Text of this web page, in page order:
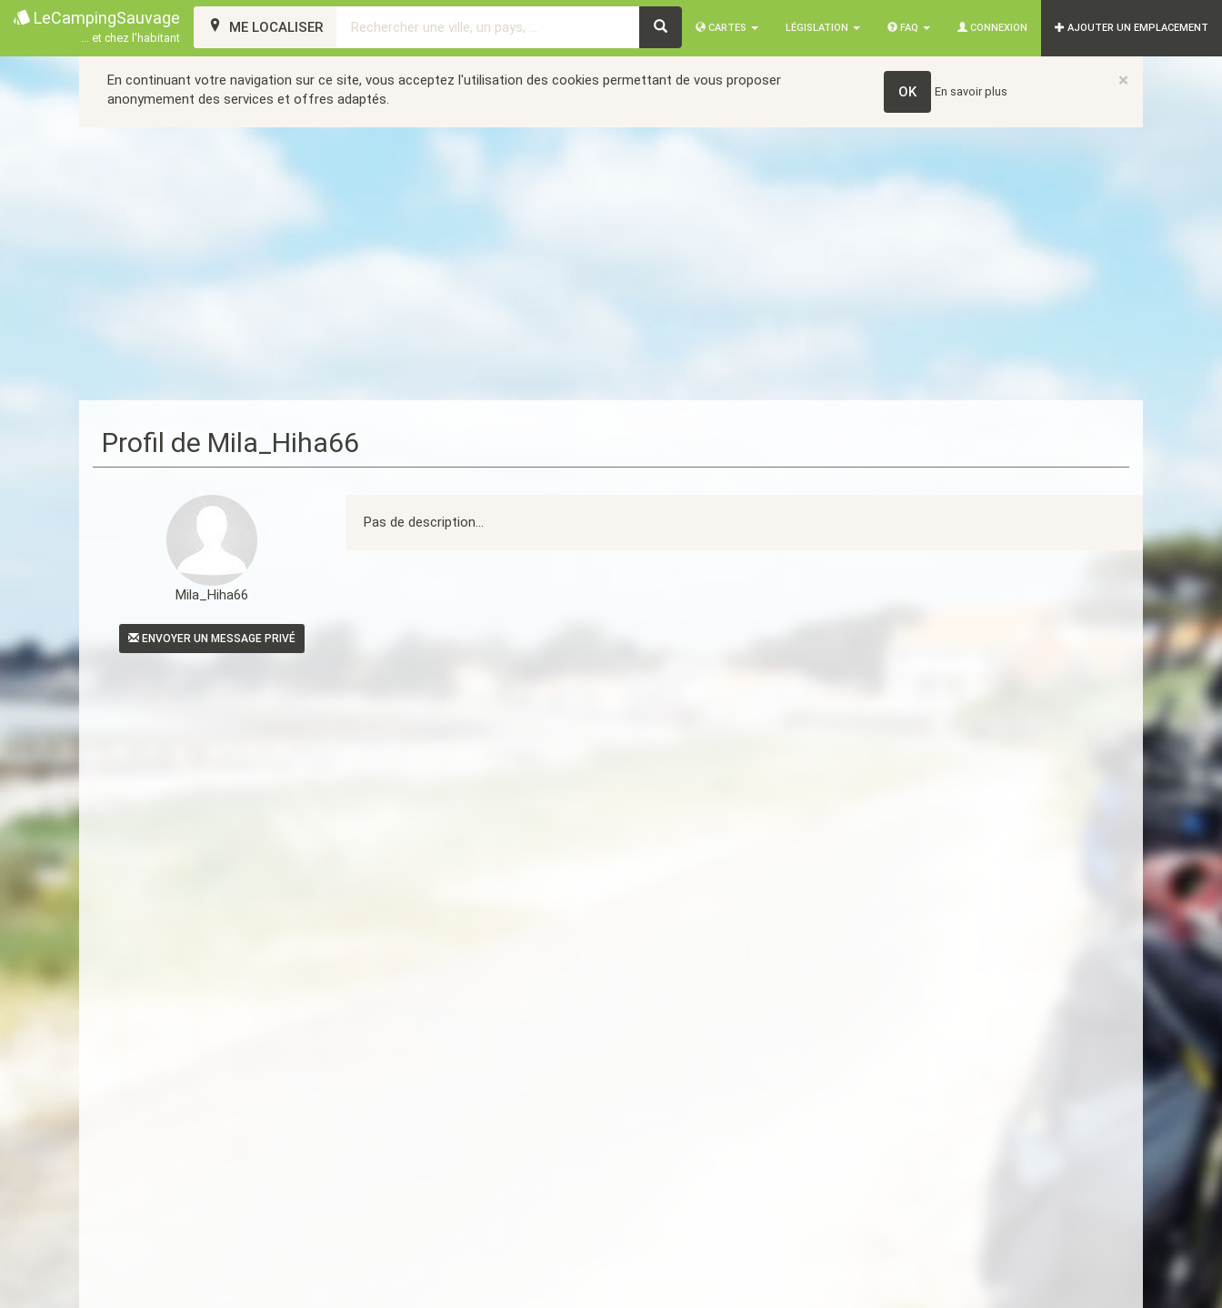
LeCampingSauvage
... et chez l'habitant
CARTES LÉGISLATION FAQ CONNEXION AJOUTER UN EMPLACEMENT
ME LOCALISER
×
En continuant votre navigation sur ce site, vous acceptez l'utilisation des cookies permettant de vous proposer
anonymement des services et offres adaptés.
OK En savoir plus
Profil de Mila_Hiha66
Mila_Hiha66
ENVOYER UN MESSAGE PRIVÉ
Pas de description...